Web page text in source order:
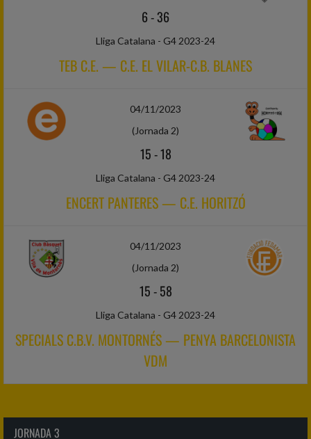
6-36
Lliga Catalana - G4 2023-24
TEB C.E. — C.E. EL VILAR-C.B. BLANES
04/11/2023
(Jornada 2)
15-18
Lliga Catalana - G4 2023-24
ENCERT PANTERES — C.E. HORITZÓ
04/11/2023
(Jornada 2)
15-58
Lliga Catalana - G4 2023-24
SPECIALS C.B.V. MONTORNÉS — PENYA BARCELONISTA
VDM
JORNADA 3